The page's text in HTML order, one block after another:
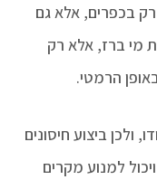
בכפרים, אלא גם
מי ברז, אלא רק
הרמטי.
ולכן ביצוע חיסונים
למנוע מקרים